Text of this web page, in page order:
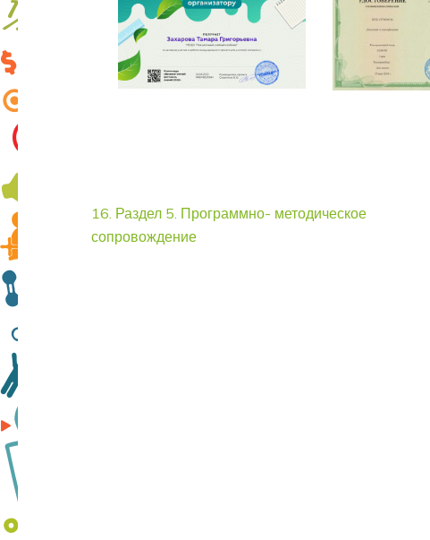
Навигация
по
16. Раздел 5. Программно- методическое
сопровождение